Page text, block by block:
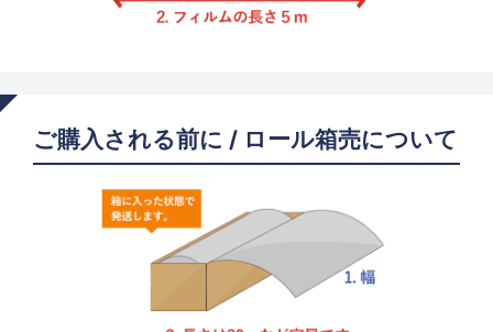
ご購入される前に / ロール箱売について